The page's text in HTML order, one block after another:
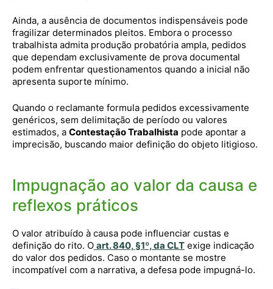
Ainda, a ausência de documentos indispensáveis pode
fragilizar determinados pleitos. Embora o processo
trabalhista admita produção probatória ampla, pedidos
que dependam exclusivamente de prova documental
podem enfrentar questionamentos quando a inicial não
apresenta suporte mínimo.
Quando o reclamante formula pedidos excessivamente
genéricos, sem delimitação de período ou valores
estimados, a Contestação Trabalhista pode apontar a
imprecisão, buscando maior definição do objeto litigioso.
Impugnação ao valor da causa e
reflexos práticos
O valor atribuído à causa pode influenciar custas e
definição do rito. O art. 840, §1º, da CLT exige indicação
do valor dos pedidos. Caso o montante se mostre
incompatível com a narrativa, a defesa pode impugná-lo.